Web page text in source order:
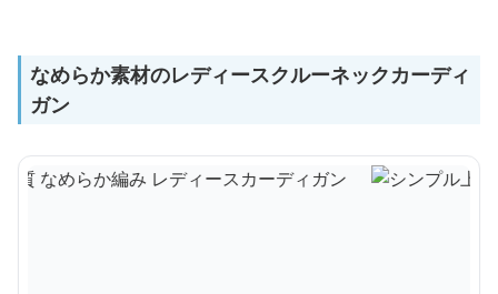
なめらか素材のレディースクルーネックカーディ
ガン